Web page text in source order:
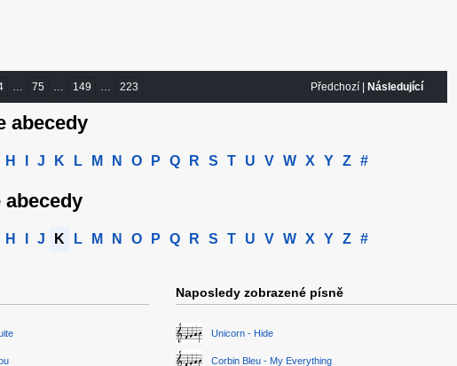
… 75 … 149 … 223 Předchozí | Následující
abecedy
H J K L M N O P Q R S T U V W X Y Z #
H J K L M N O P Q R S T U V W X Y Z #
Naposledy zobrazené písně
Unicorn - Hide
Corbin Bleu - My Everything